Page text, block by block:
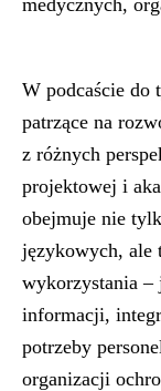
medycznych,
W podcaście do
patrzące na
z różnych
projektowej i
obejmuje nie
językowych, ale
wykorzystania –
informacji,
potrzeby
organizacji